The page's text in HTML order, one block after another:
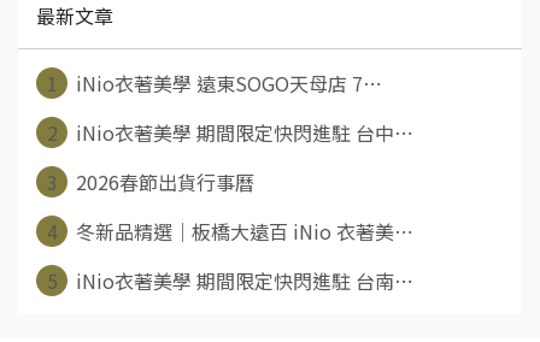
最新文章
1
iNio衣著美學 遠東SOGO天母店 7⋯
2
iNio衣著美學 期間限定快閃進駐 台中⋯
3
2026春節出貨行事曆
4
冬新品精選｜板橋大遠百 iNio 衣著美⋯
5
iNio衣著美學 期間限定快閃進駐 台南⋯